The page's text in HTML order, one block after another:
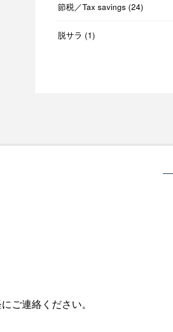
節税／Tax savings (24)
脱サラ (1)
ご連絡ください。